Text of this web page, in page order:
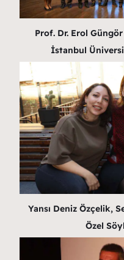
Prof. Dr. Erol Güngör
İstanbul
Yansı Deniz Özçelik,
Özel